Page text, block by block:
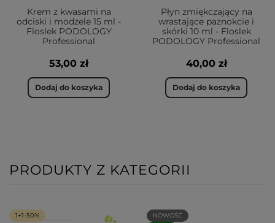
Krem z kwasami na
odciski i modzele 15 ml -
Floslek PODOLOGY
Professional
53,00 zł
Dodaj do koszyka
Płyn zmiękczający na
wrastające paznokcie i
skórki 10 ml - Floslek
PODOLOGY Professional
40,00 zł
Dodaj do koszyka
PRODUKTY Z KATEGORII
1+1-50%
NOWOŚĆ